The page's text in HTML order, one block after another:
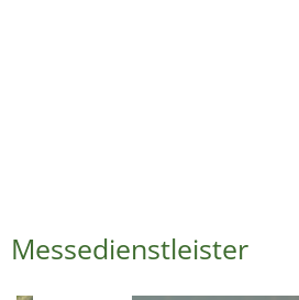
Messedienstleister